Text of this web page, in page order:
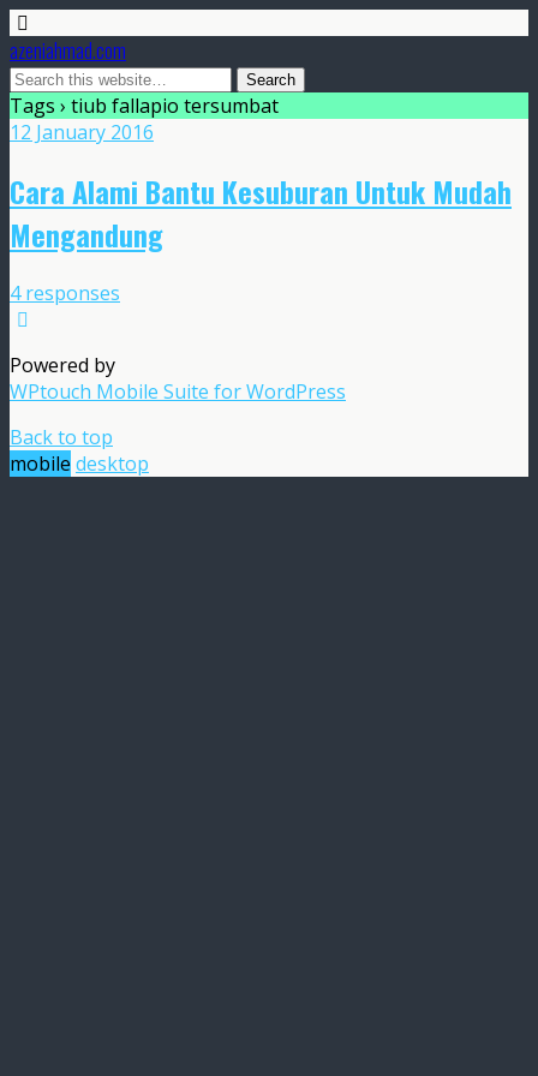
azeniahmad.com
Tags › tiub fallapio tersumbat
12 January 2016
Cara Alami Bantu Kesuburan Untuk Mudah
Mengandung
4 responses
Powered by
WPtouch Mobile Suite for WordPress
Back to top
mobile desktop